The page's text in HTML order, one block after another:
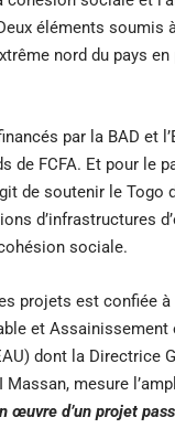
éléments soumis
nord du pays en
par la BAD et
de FCFA. Et pour le
de soutenir le Togo
d’infrastructures
sociale.
projets est confiée à
et Assainissement
dont la Directrice
mesure
œuvre d’un projet